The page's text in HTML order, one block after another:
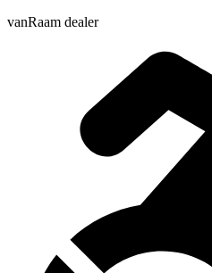
vanRaam dealer